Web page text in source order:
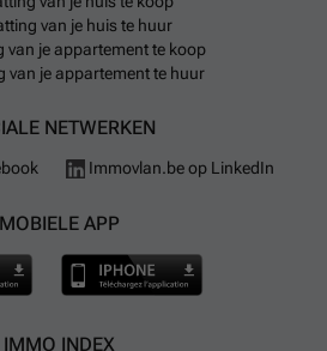
van je huis te huur
van je appartement te koop
van je appartement te huur
NETWERKEN
Immovlan.be op LinkedIn
MOBIELE APP
IMMO INDEX